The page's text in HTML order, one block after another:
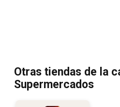
Otras tiendas de la
Supermercados